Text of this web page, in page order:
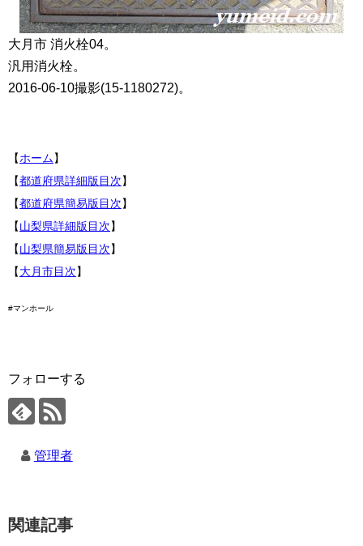
大月市 消火栓04。
汎用消火栓。
2016-06-10撮影(15-1180272)。
【ホーム】
【都道府県詳細版目次】
【都道府県簡易版目次】
【山梨県詳細版目次】
【山梨県簡易版目次】
【大月市目次】
#マンホール
フォローする
管理者
関連記事